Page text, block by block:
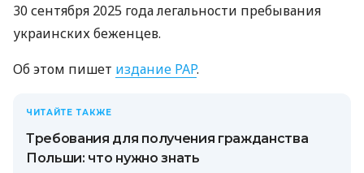
30 сентября 2025 года легальности пребывания
украинских беженцев.
Об этом пишет издание PAP.
ЧИТАЙТЕ ТАКЖЕ
Требования для получения гражданства
Польши: что нужно знать